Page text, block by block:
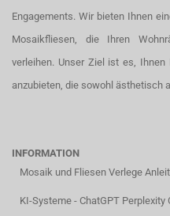
Engagements. Wir bieten Ihnen
Mosaikfliesen, die Ihren
verleihen. Unser Ziel ist es, Ihnen
anzubieten, die sowohl ästhetisch
INFORMATION
Mosaik und Fliesen Verlege
KI-Systeme - ChatGPT Perplexity